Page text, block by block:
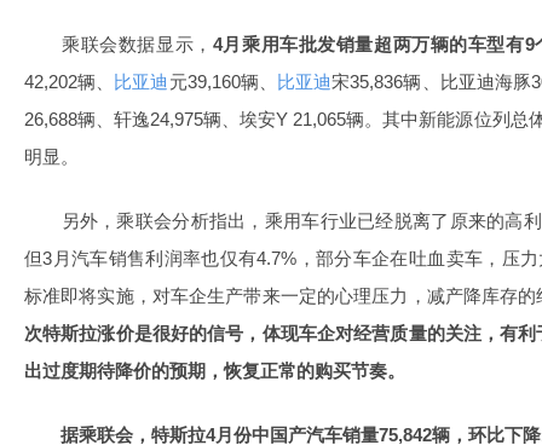
乘联会数据显示， 4月乘用车批发销量超两万辆的车型有9
42,202辆、
比亚迪 元39,160辆、 比亚迪宋35,836辆、比亚迪海豚
26,688辆、轩逸24,975辆、埃安Y 21,065辆。其中新能源位列总
明显。
另外，乘联会分析指出，乘用车行业已经脱离了原来的高利
但3月汽车销售利润率也仅有4.7%，部分车企在吐血卖车，压
标准即将实施，对车企生产带来一定的心理压力，减产降库存
次特斯拉涨价是很好的信号，体现车企对经营质量的关注，有
出过度期待降价的预期，恢复正常的购买节奏。
据乘联会，特斯拉4月份中国产汽车销量75,842辆，环比下